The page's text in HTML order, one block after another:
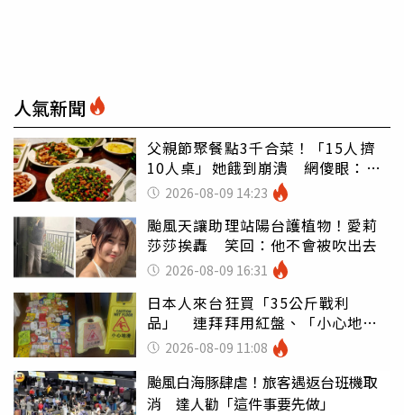
人氣新聞
父親節聚餐點3千合菜！「15人擠
10人桌」她餓到崩潰 網傻眼：讓
店家看笑話
2026-08-09 14:23
颱風天讓助理站陽台護植物！愛莉
莎莎挨轟 笑回：他不會被吹出去
2026-08-09 16:31
日本人來台狂買「35公斤戰利
品」 連拜拜用紅盤、「小心地
滑」告示牌也帶回家
2026-08-09 11:08
颱風白海豚肆虐！旅客遇返台班機取
消 達人勸「這件事要先做」